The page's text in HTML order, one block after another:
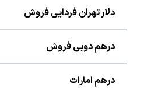
دلار تهران فردایی فروش
درهم دوبی فروش
درهم امارات